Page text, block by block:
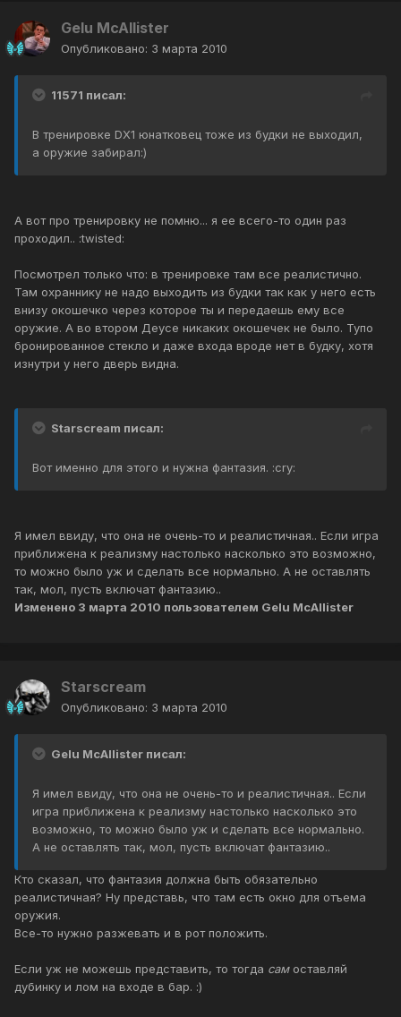
Gelu McAllister
Опубликовано: 3 марта 2010
11571 писал:
В тренировке DX1 юнатковец тоже из будки не выходил,
а оружие забирал:)
А вот про тренировку не помню... я ее всего-то один раз
проходил.. :twisted:
Посмотрел только что: в тренировке там все реалистично.
Там охраннику не надо выходить из будки так как у него есть
внизу окошечко через которое ты и передаешь ему все
оружие. А во втором Деусе никаких окошечек не было. Тупо
бронированное стекло и даже входа вроде нет в будку, хотя
изнутри у него дверь видна.
Starscream писал:
Вот именно для этого и нужна фантазия. :cry:
Я имел ввиду, что она не очень-то и реалистичная.. Если игра
приближена к реализму настолько насколько это возможно,
то можно было уж и сделать все нормально. А не оставлять
так, мол, пусть включат фантазию..
Изменено 3 марта 2010 пользователем Gelu McAllister
Starscream
Опубликовано: 3 марта 2010
Gelu McAllister писал:
Я имел ввиду, что она не очень-то и реалистичная.. Если
игра приближена к реализму настолько насколько это
возможно, то можно было уж и сделать все нормально.
А не оставлять так, мол, пусть включат фантазию..
Кто сказал, что фантазия должна быть обязательно
реалистичная? Ну представь, что там есть окно для отъема
оружия.
Все-то нужно разжевать и в рот положить.
Если уж не можешь представить, то тогда самоставляй
дубинку и лом на входе в бар. :)